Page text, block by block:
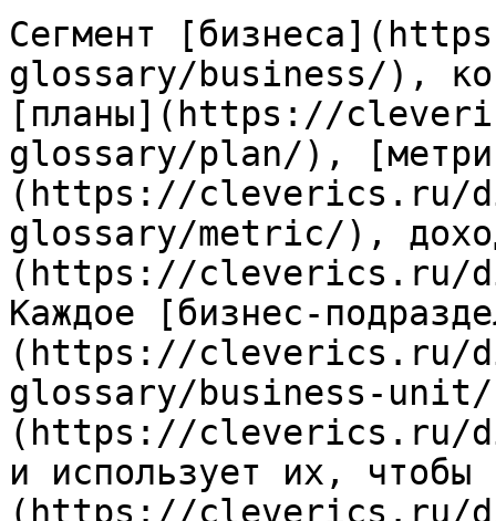
Сегмент
glossary/business/),
[планы](https://
glossary/plan/),
(https://cleverics.ru/
glossary/metric/),
(https://cleverics.ru/
Каждое [бизнес-
(https://cleverics.ru/
glossary/business-unit/
(https://cleverics.ru/
и использует их, чтобы
(https://cleverics.ru/